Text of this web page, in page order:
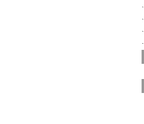
·
·
·
·